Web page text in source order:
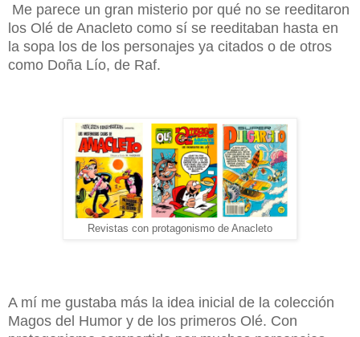
Me parece un gran misterio por qué no se reeditaron
los Olé de Anacleto como sí se reeditaban hasta en
la sopa los de los personajes ya citados o de otros
como Doña Lío, de Raf.
Revistas con protagonismo de Anacleto
A mí me gustaba más la idea inicial de la colección
Magos del Humor y de los primeros Olé. Con